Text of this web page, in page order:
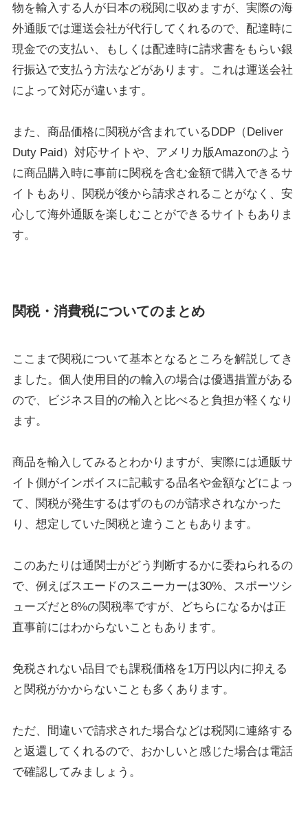
物を輸入する人が日本の税関に収めますが、実際の海
外通販では運送会社が代行してくれるので、配達時に
現金での支払い、もしくは配達時に請求書をもらい銀
行振込で支払う方法などがあります。これは運送会社
によって対応が違います。
また、商品価格に関税が含まれているDDP（Deliver
Duty Paid）対応サイトや、アメリカ版Amazonのよう
に商品購入時に事前に関税を含む金額で購入できるサ
イトもあり、関税が後から請求されることがなく、安
心して海外通販を楽しむことができるサイトもありま
す。
関税・消費税についてのまとめ
ここまで関税について基本となるところを解説してき
ました。個人使用目的の輸入の場合は優遇措置がある
ので、ビジネス目的の輸入と比べると負担が軽くなり
ます。
商品を輸入してみるとわかりますが、実際には通販サ
イト側がインボイスに記載する品名や金額などによっ
て、関税が発生するはずのものが請求されなかった
り、想定していた関税と違うこともあります。
このあたりは通関士がどう判断するかに委ねられるの
で、例えばスエードのスニーカーは30%、スポーツシ
ューズだと8%の関税率ですが、どちらになるかは正
直事前にはわからないこともあります。
免税されない品目でも課税価格を1万円以内に抑える
と関税がかからないことも多くあります。
ただ、間違いで請求された場合などは税関に連絡する
と返還してくれるので、おかしいと感じた場合は電話
で確認してみましょう。